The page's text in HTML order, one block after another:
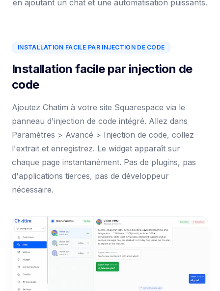
en ajoutant un chat et une automatisation puissants.
INSTALLATION FACILE PAR INJECTION DE CODE
Installation facile par injection de
code
Ajoutez Chatim à votre site Squarespace via le
panneau d'injection de code intégré. Allez dans
Paramètres > Avancé > Injection de code, collez
l'extrait et enregistrez. Le widget apparaît sur
chaque page instantanément. Pas de plugins, pas
d'applications tierces, pas de développeur
nécessaire.